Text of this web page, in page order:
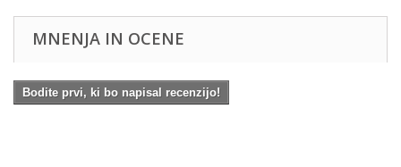
MNENJA IN OCENE
Bodite prvi, ki bo napisal recenzijo!